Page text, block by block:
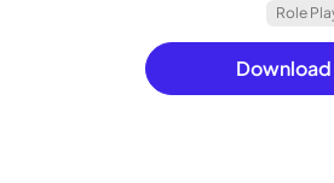
Role
Download